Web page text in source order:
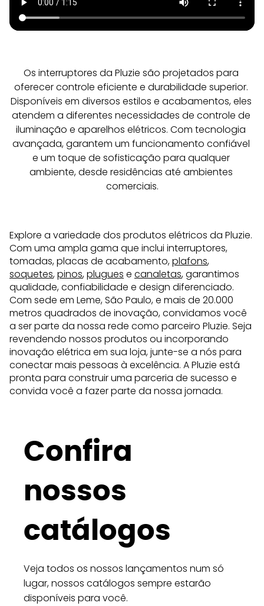
Os interruptores da Pluzie são projetados para
oferecer controle eficiente e durabilidade superior.
Disponíveis em diversos estilos e acabamentos, eles
atendem a diferentes necessidades de controle de
iluminação e aparelhos elétricos. Com tecnologia
avançada, garantem um funcionamento confiável
e um toque de sofisticação para qualquer
ambiente, desde residências até ambientes
comerciais.
Explore a variedade dos produtos elétricos da Pluzie.
Com uma ampla gama que inclui interruptores,
tomadas, placas de acabamento,plafons,
soquetes,pinos,plugues e canaletas, garantimos
qualidade, confiabilidade e design diferenciado.
Com sede em Leme, São Paulo, e mais de 20.000
metros quadrados de inovação, convidamos você
a ser parte da nossa rede como parceiro Pluzie. Seja
revendendo nossos produtos ou incorporando
inovação elétrica em sua loja, junte-se a nós para
conectar mais pessoas à excelência. A Pluzie está
pronta para construir uma parceria de sucesso e
convida você a fazer parte da nossa jornada.
Confira
nossos
catálogos
Veja todos os nossos lançamentos num só
lugar, nossos catálogos sempre estarão
disponíveis para você.